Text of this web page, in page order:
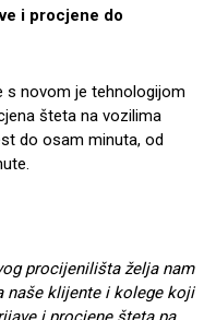
i procjene do
s novom je tehnologijom
šteta na vozilima
do osam minuta, od
procijenilišta želja nam
naše klijente i kolege koji